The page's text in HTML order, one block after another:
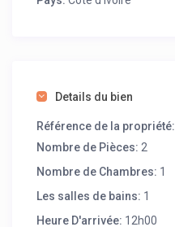
Details du bien
Référence de la propriété:
Nombre de Pièces: 2
Nombre de Chambres: 1
Les salles de bains: 1
Heure D'arrivée: 12h00